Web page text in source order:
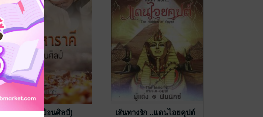
เสน่หาราคี(เปื้อนศิลป์)
เส้นทางรัก ..แดนไอยคุปต์